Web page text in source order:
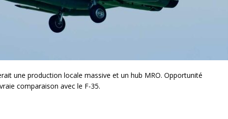
une production locale massive et un hub MRO. Opportunité
comparaison avec le F-35.